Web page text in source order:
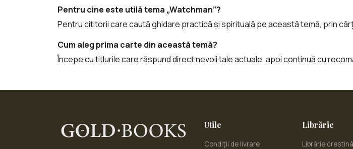
Pentru cine este utilă tema „Watchman”?
Pentru cititorii care caută ghidare practică și spirituală pe această temă, prin
Cum aleg prima carte din această temă?
Începe cu titlurile care răspund direct nevoii tale actuale, apoi continuă cu
Utile
Condiții de livrare
Librărie
Librărie